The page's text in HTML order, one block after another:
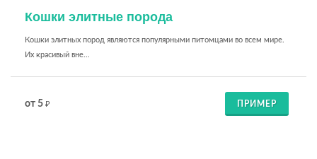
Кошки элитные порода
Кошки элитных пород являются популярными питомцами во всем мире.
Их красивый вне...
от 5 ₽ ПРИМЕР